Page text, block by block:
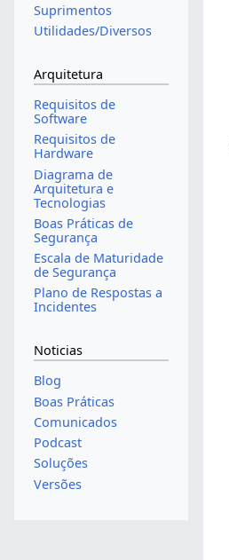
Suprimentos
Utilidades/Diversos
Arquitetura
Requisitos de
Software
Requisitos de
Hardware
Diagrama de
Arquitetura e
Tecnologias
Boas Práticas de
Segurança
Escala de Maturidade
de Segurança
Plano de Respostas a
Incidentes
Noticias
Blog
Boas Práticas
Comunicados
Podcast
Soluções
Versões